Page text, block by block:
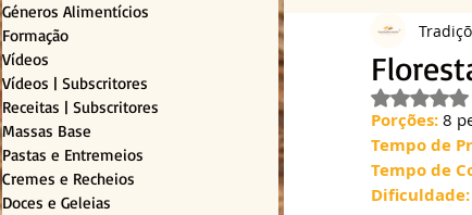
Géneros Alimentícios
Formação
Vídeos
Vídeos | Subscritores
Receitas | Subscritores
Massas Base
Pastas e Entremeios
Cremes e Recheios
Doces e Geleias
Porções: 8
Tempo de
Tempo de
Dificuldade: